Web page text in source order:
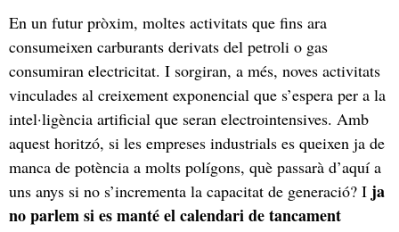
En un futur pròxim, moltes activitats que fins ara
consumeixen carburants derivats del petroli o gas
consumiran electricitat. I sorgiran, a més, noves activitats
vinculades al creixement exponencial que s’espera per a la
intel·ligència artificial que seran electrointensives. Amb
aquest horitzó, si les empreses industrials es queixen ja de
manca de potència a molts polígons, què passarà d’aquí a
uns anys si no s’incrementa la capacitat de generació? I ja
no parlem si es manté el calendari de tancament